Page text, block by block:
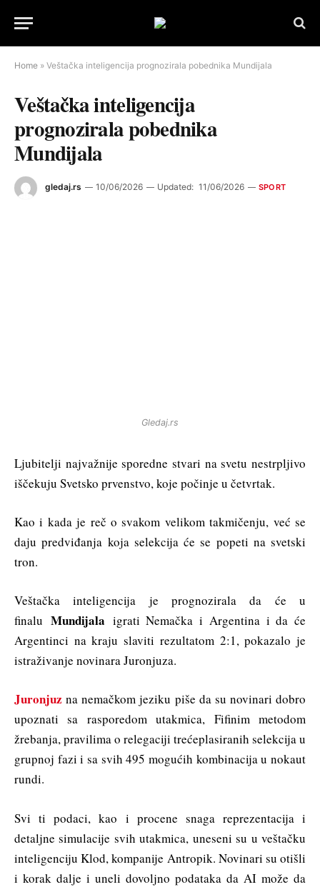
Home » Veštačka inteligencija prognozirala pobednika Mundijala
Veštačka inteligencija
prognozirala pobednika
Mundijala
gledaj.rs 10/06/2026 Updated: 11/06/2026 SPORT
Gledaj.rs
Ljubitelji najvažnije sporedne stvari na svetu nestrpljivo
iščekuju Svetsko prvenstvo, koje počinje u četvrtak.
Kao i kada je reč o svakom velikom takmičenju, već se
daju predviđanja koja selekcija će se popeti na svetski
tron.
Veštačka inteligencija je prognozirala da će u
finalu Mundijala igrati Nemačka i Argentina i da će
Argentinci na kraju slaviti rezultatom 2:1, pokazalo je
istraživanje novinara Juronjuza.
Juronjuz na nemačkom jeziku piše da su novinari dobro
upoznati sa rasporedom utakmica, Fifinim metodom
žrebanja, pravilima o relegaciji trećeplasiranih selekcija u
grupnoj fazi i sa svih 495 mogućih kombinacija u nokaut
rundi.
Svi ti podaci, kao i procene snaga reprezentacija i
detaljne simulacije svih utakmica, uneseni su u veštačku
inteligenciju Klod, kompanije Antropik. Novinari su otišli
i korak dalje i uneli dovoljno podataka da AI može da